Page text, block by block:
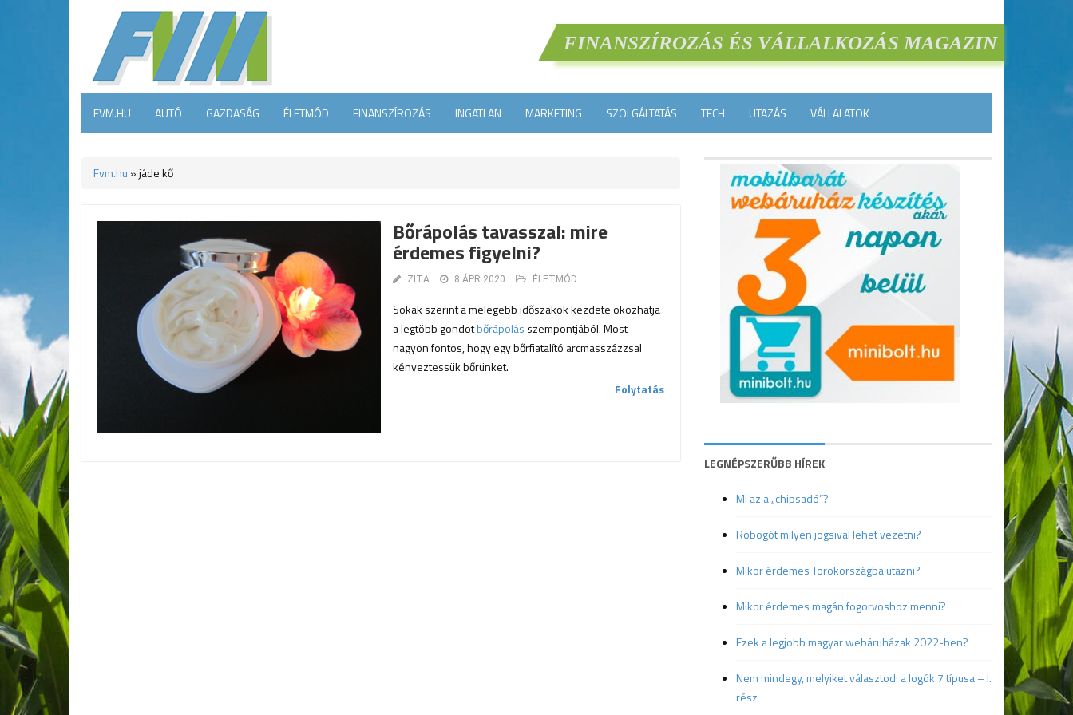
FINANSZÍROZÁS ÉS VÁLLALKOZÁS MAGAZIN
FVM.HU AUTÓ GAZDASÁG ÉLETMÓD FINANSZÍROZÁS INGATLAN MARKETING SZOLGÁLTATÁS TECH UTAZÁS VÁLLALATOK
Fvm.hu »jáde kő
Bőrápolás tavasszal: mire
érdemes figyelni?
ZITA 8 ÁPR 2020 ÉLETMÓD
Sokak szerint a melegebb időszakok kezdete okozhatja
a legtöbb gondotbőrápolás szempontjából. Most
nagyon fontos, hogy egy bőrfiatalító arcmasszázzsal
kényeztessük bőrünket.
Folytatás
LEGNÉPSZERŰBB HÍREK
Mi az a „chipsadó”?
Robogót milyen jogsival lehet vezetni?
Mikor érdemes Törökországba utazni?
Mikor érdemes magán fogorvoshoz menni?
Ezek a legjobb magyar webáruházak 2022-ben?
Nem mindegy, melyiket választod: a logók 7 típusa – I.
rész